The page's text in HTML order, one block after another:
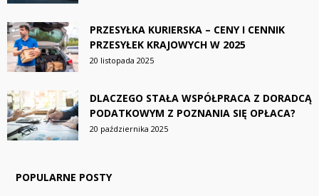
PRZESYŁKA KURIERSKA – CENY I CENNIK
PRZESYŁEK KRAJOWYCH W 2025
20 listopada 2025
DLACZEGO STAŁA WSPÓŁPRACA Z DORADCĄ
PODATKOWYM Z POZNANIA SIĘ OPŁACA?
20 października 2025
POPULARNE POSTY